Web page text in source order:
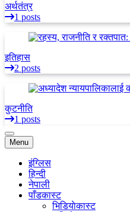
अर्थतंत्र
1 posts
इतिहास
2 posts
कुटनीति
1 posts
Menu
इंग्लिस
हिन्दी
नेपाली
पाँडकास्ट
भिडियाेकास्ट